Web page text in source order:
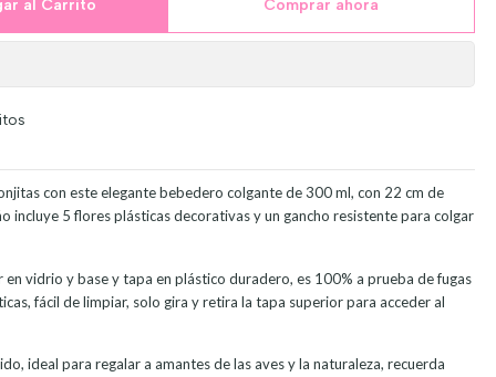
al Carrito Comprar ahora
con este elegante bebedero colgante de 300 ml, con 22 cm de
incluye 5 flores plásticas decorativas y un gancho resistente para colgar
vidrio y base y tapa en plástico duradero, es 100% a prueba de fugas
fácil de limpiar, solo gira y retira la tapa superior para acceder al
ideal para regalar a amantes de las aves y la naturaleza, recuerda